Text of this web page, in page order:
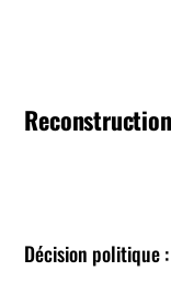
Décision politique